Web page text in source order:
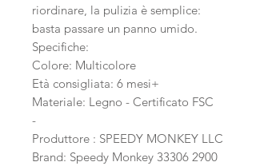
riordinare, la pulizia è semplice:
basta passare un panno umido.
Specifiche:
Colore: Multicolore
Età consigliata: 6 mesi+
Materiale: Legno - Certificato FSC
-
Produttore : SPEEDY MONKEY LLC
Brand: Speedy Monkey 33306 2900